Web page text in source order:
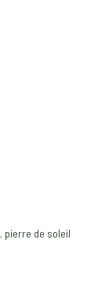
, pierre de soleil